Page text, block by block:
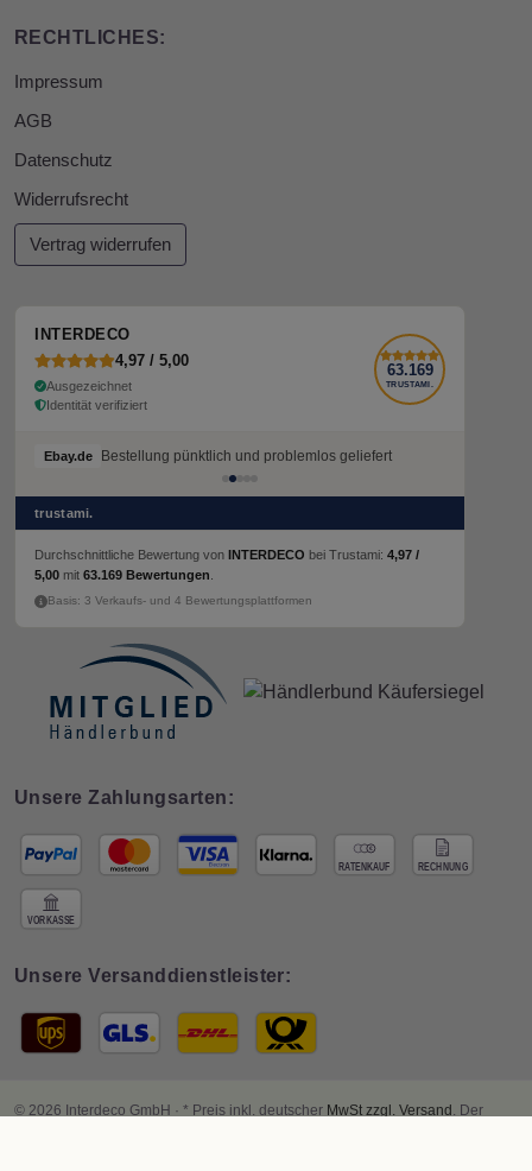
RECHTLICHES:
Impressum
AGB
Datenschutz
Widerrufsrecht
Vertrag widerrufen
INTERDECO
4,97 / 5,00
Ausgezeichnet
Identität verifiziert
63.169
TRUSTAMI.
Ebay.de Bestellung pünktlich und problemlos geliefert
trustami.
Durchschnittliche Bewertung von INTERDECO bei Trustami: 4,97 /
5,00 mit 63.169 Bewertungen
Basis: 3 Verkaufs- und 4 Bewertungsplattformen
Unsere Zahlungsarten:
Unsere Versanddienstleister:
© 2026 Interdeco GmbH · * Preis inkl. deutscher MwSt zzgl. Versand . Der